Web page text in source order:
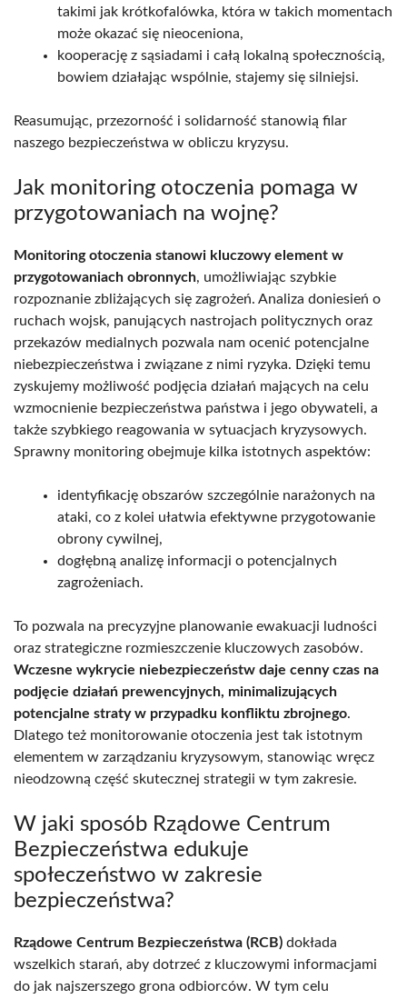
takimi jak krótkofalówka, która w takich momentach
może okazać się nieoceniona,
kooperację z sąsiadami i całą lokalną społecznością,
bowiem działając wspólnie, stajemy się silniejsi.
Reasumując, przezorność i solidarność stanowią filar
naszego bezpieczeństwa w obliczu kryzysu.
Jak monitoring otoczenia pomaga w
przygotowaniach na wojnę?
Monitoring otoczenia stanowi kluczowy element w
przygotowaniach obronnych, umożliwiając szybkie
rozpoznanie zbliżających się zagrożeń. Analiza doniesień o
ruchach wojsk, panujących nastrojach politycznych oraz
przekazów medialnych pozwala nam ocenić potencjalne
niebezpieczeństwa i związane z nimi ryzyka. Dzięki temu
zyskujemy możliwość podjęcia działań mających na celu
wzmocnienie bezpieczeństwa państwa i jego obywateli, a
także szybkiego reagowania w sytuacjach kryzysowych.
Sprawny monitoring obejmuje kilka istotnych aspektów:
identyfikację obszarów szczególnie narażonych na
ataki, co z kolei ułatwia efektywne przygotowanie
obrony cywilnej,
dogłębną analizę informacji o potencjalnych
zagrożeniach.
To pozwala na precyzyjne planowanie ewakuacji ludności
oraz strategiczne rozmieszczenie kluczowych zasobów.
Wczesne wykrycie niebezpieczeństw daje cenny czas na
podjęcie działań prewencyjnych, minimalizujących
potencjalne straty w przypadku konfliktu zbrojnego.
Dlatego też monitorowanie otoczenia jest tak istotnym
elementem w zarządzaniu kryzysowym, stanowiąc wręcz
nieodzowną część skutecznej strategii w tym zakresie.
W jaki sposób Rządowe Centrum
Bezpieczeństwa edukuje
społeczeństwo w zakresie
bezpieczeństwa?
Rządowe Centrum Bezpieczeństwa (RCB) dokłada
wszelkich starań, aby dotrzeć z kluczowymi informacjami
do jak najszerszego grona odbiorców. W tym celu